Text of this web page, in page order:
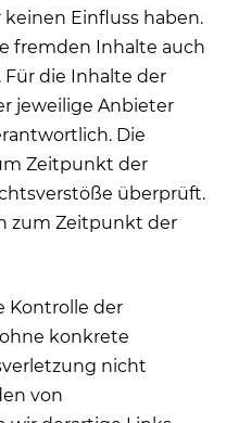
Einfluss haben.
fremden Inhalte auch
die Inhalte der
jeweilige Anbieter
Die
Zeitpunkt der
überprüft.
zum Zeitpunkt der
Kontrolle der
konkrete
nicht
von